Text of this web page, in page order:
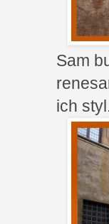
Sam
ich